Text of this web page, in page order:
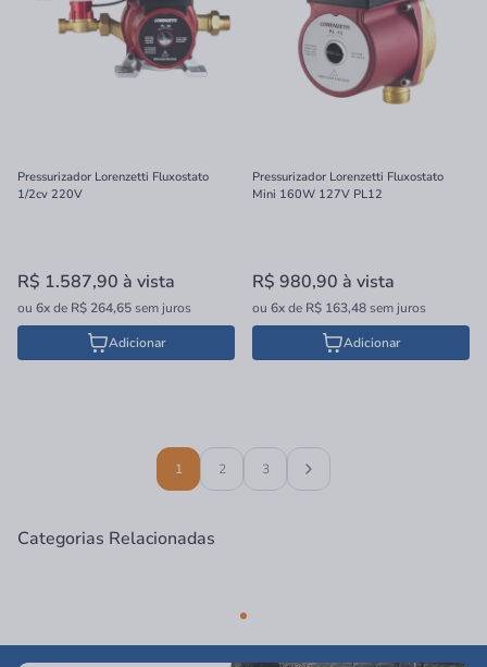
Pressurizador Lorenzetti Fluxostato
1/2cv 220V
R$ 1.587,90 à vista
ou 6xde R$ 264,65sem juros
Adicionar
Pressurizador Lorenzetti Fluxostato
Mini 160W 127V PL12
R$ 980,90 à vista
ou 6xde R$ 163,48sem juros
Adicionar
1 2 3
Categorias Relacionadas